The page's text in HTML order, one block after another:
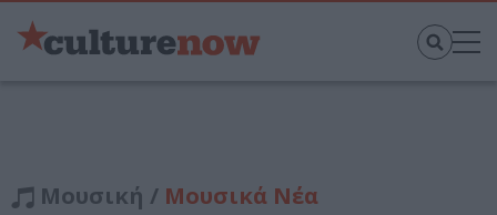
Μουσική / Μουσικά Νέα